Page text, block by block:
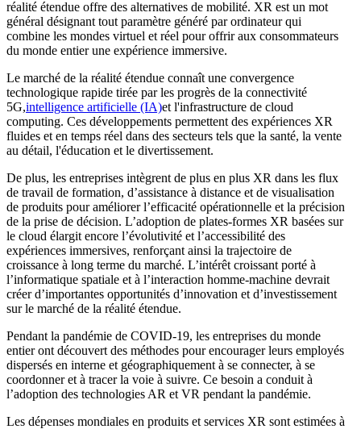
réalité étendue offre des alternatives de mobilité. XR est un mot
général désignant tout paramètre généré par ordinateur qui
combine les mondes virtuel et réel pour offrir aux consommateurs
du monde entier une expérience immersive.
Le marché de la réalité étendue connaît une convergence
technologique rapide tirée par les progrès de la connectivité
5G,intelligence artificielle (IA)et l'infrastructure de cloud
computing. Ces développements permettent des expériences XR
fluides et en temps réel dans des secteurs tels que la santé, la vente
au détail, l'éducation et le divertissement.
De plus, les entreprises intègrent de plus en plus XR dans les flux
de travail de formation, d’assistance à distance et de visualisation
de produits pour améliorer l’efficacité opérationnelle et la précision
de la prise de décision. L’adoption de plates-formes XR basées sur
le cloud élargit encore l’évolutivité et l’accessibilité des
expériences immersives, renforçant ainsi la trajectoire de
croissance à long terme du marché. L’intérêt croissant porté à
l’informatique spatiale et à l’interaction homme-machine devrait
créer d’importantes opportunités d’innovation et d’investissement
sur le marché de la réalité étendue.
Pendant la pandémie de COVID-19, les entreprises du monde
entier ont découvert des méthodes pour encourager leurs employés
dispersés en interne et géographiquement à se connecter, à se
coordonner et à tracer la voie à suivre. Ce besoin a conduit à
l’adoption des technologies AR et VR pendant la pandémie.
Les dépenses mondiales en produits et services XR sont estimées à